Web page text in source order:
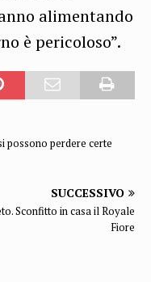
alimentando
è pericoloso”.
possono perdere certe
SUCCESSIVO
Sconfitto in casa il Royale
Fiore